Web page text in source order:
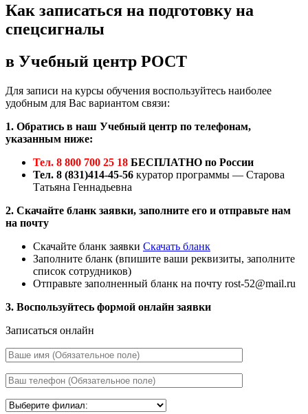
Как записаться на подготовку на
спецсигналы
в Учебный центр РОСТ
Для записи на курсы обучения воспользуйтесь наиболее
удобным для Вас вариантом связи:
1. Обратись в наш Учебный центр по телефонам,
указанным ниже:
Тел. 8 800 700 25 18 БЕСПЛАТНО по России
Тел. 8 (831)414-45-56 куратор программы — Старова
Татьяна Геннадьевна
2. Скачайте бланк заявки, заполните его и отправьте нам
на почту
Скачайте бланк заявки Скачать бланк
Заполните бланк (впишите ваши реквизиты, заполните
список сотрудников)
Отправьте заполненный бланк на почту rost-52@mail.ru
3. Воспользуйтесь формой онлайн заявки
Записаться онлайн